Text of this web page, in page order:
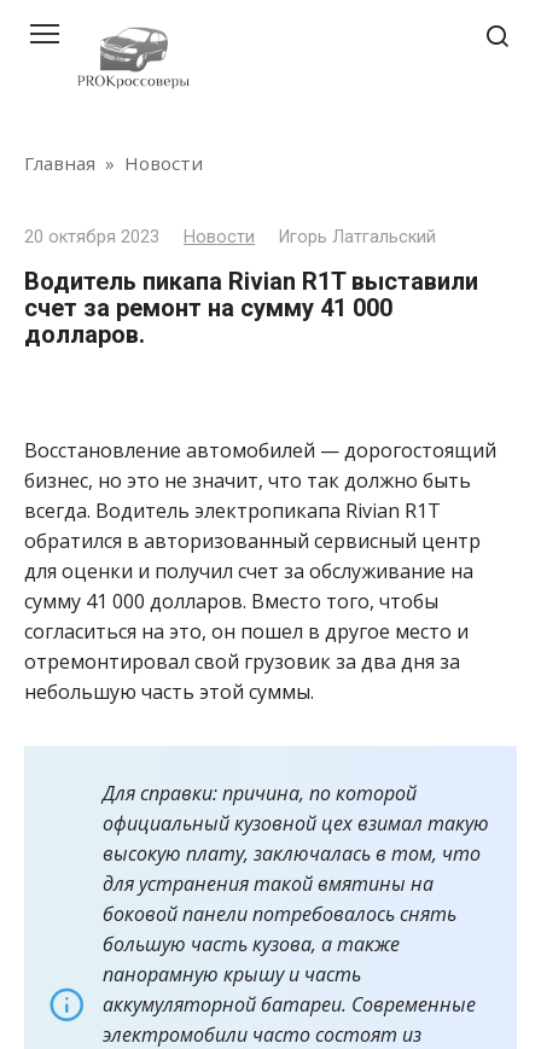
контенту
Главная » Новости
20 октября 2023 Новости Игорь Латгальский
Водитель пикапа Rivian R1T выставили
счет за ремонт на сумму 41 000
долларов.
Восстановление автомобилей — дорогостоящий
бизнес, но это не значит, что так должно быть
всегда. Водитель электропикапа Rivian R1T
обратился в авторизованный сервисный центр
для оценки и получил счет за обслуживание на
сумму 41 000 долларов. Вместо того, чтобы
согласиться на это, он пошел в другое место и
отремонтировал свой грузовик за два дня за
небольшую часть этой суммы.
Для справки: причина, по которой
официальный кузовной цех взимал такую
​​высокую плату, заключалась в том, что
для устранения такой вмятины на
боковой панели потребовалось снять
большую часть кузова, а также
панорамную крышу и часть
аккумуляторной батареи. Современные
электромобили часто состоят из